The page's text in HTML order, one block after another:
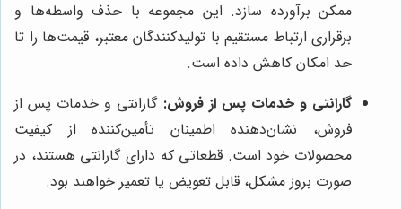
ممکن برآورده سازد. این مجموعه با حذف واسطه‌ها و
برقراری ارتباط مستقیم با تولیدکنندگان معتبر، قیمت‌ها را تا
حد امکان کاهش داده است.
گارانتی و خدمات پس از فروش: گارانتی و خدمات پس از
فروش، نشان‌دهنده اطمینان تأمین‌کننده از کیفیت
محصولات خود است. قطعاتی که دارای گارانتی هستند، در
صورت بروز مشکل، قابل تعویض یا تعمیر خواهند بود.